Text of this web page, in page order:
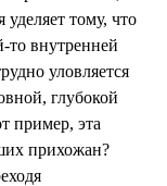
тому, что
то внутренней
уловляется
глубокой
пример, эта
прихожан?